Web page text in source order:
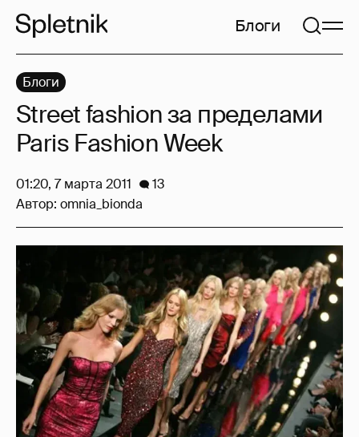
Блоги
Блоги
Street fashion за пределами
Paris Fashion Week
01:20, 7 марта 2011
13
Автор: omnia_bionda